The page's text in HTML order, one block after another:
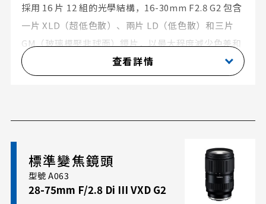
採用 16 片 12 組的光學結構，16-30mm F2.8 G2 包含
一片 XLD（超低色散）、兩片 LD（低色散）和三片
GM（玻璃模壓非球面）鏡片，以最大程度減少色差和
其他各種像差。此設計在整個變焦範圍內提供銳利、
高解析度的影像，即使在風景（星空）或建築攝影中
刻的影像。大光圈還能在低光環境下拍攝，而無需過
高的 ISO 設置，從而在昏暗的照明條件下提供清晰、
無雜訊的影像。 此外，BBAR-G2（第二代寬頻抗反
查看詳情
標準變焦鏡頭
型號 A063
28-75mm F/2.8 Di III VXD G2